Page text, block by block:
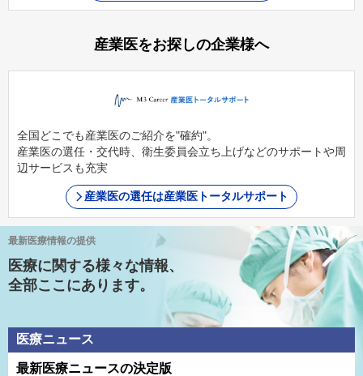
産業医をお探しの企業様へ
全国どこでも産業医のご紹介を"確約"。
産業医の選任・交代時、衛生委員会立ち上げなどのサポートや周
辺サービスも充実
産業医の選任は産業医トータルサポート
最新医療情報の提供
医療に関する様々な情報、
全部ここにあります。
医療ニュース
最新医療ニュースの決定版